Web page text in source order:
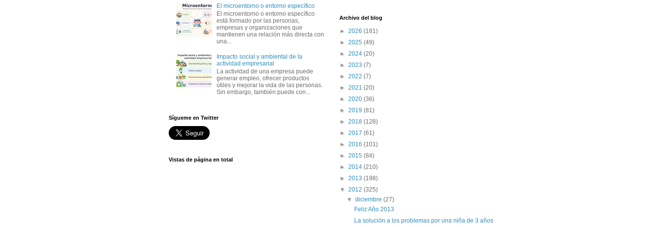
El microentorno o entorno específico
El microentorno o entorno específico
está formado por las personas,
empresas y organizaciones que
mantienen una relación más directa con
una...
Impacto social y ambiental de la
actividad empresarial
La actividad de una empresa puede
generar empleo, ofrecer productos
útiles y mejorar la vida de las personas.
Sin embargo, también puede con...
Sígueme en Twitter
Vistas de página en total
Archivo del blog
► 2026 (181)
► 2025 (49)
► 2024 (20)
► 2023 (7)
► 2022 (7)
► 2021 (20)
► 2020 (36)
► 2019 (81)
► 2018 (128)
► 2017 (61)
► 2016 (101)
► 2015 (84)
► 2014 (210)
► 2013 (198)
▼ 2012 (325)
▼diciembre(27)
Feliz Año 2013
La solución a los problemas por una niña de 3 años